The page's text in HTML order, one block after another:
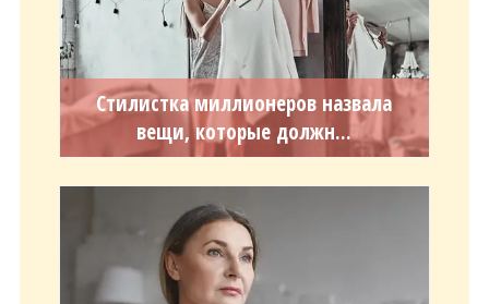
Стилистка миллионеров назвала
вещи, которые должн...